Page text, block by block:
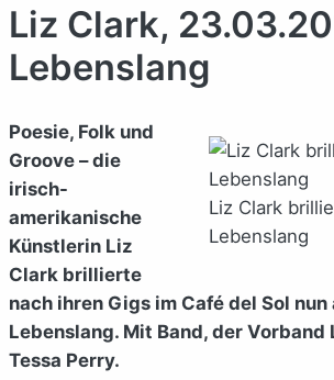
Liz Clark,
Lebenslang
Liz Clark
Lebenslang
Poesie, Folk und
Groove – die
irisch-
amerikanische
Künstlerin Liz
Clark brillierte
nach ihren Gigs im Café del Sol nun
Lebenslang. Mit Band, der Vorband
Tessa Perry.